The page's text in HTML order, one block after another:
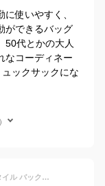
使いやすく、
ができるバッグ
50代とかの大人
なコーディネー
ックサックにな
【新登場ダブルボトルポケット】エアロスタイル バックパック ビジネスリュック 大容量 30L メンズリュック メンズ スタイリッシュ 防水 ビジネスバック パソコン PC収納 出張 メンズバック YKK ジッパー 多機能 ポケット リュック 通勤 通学 自転車 USB